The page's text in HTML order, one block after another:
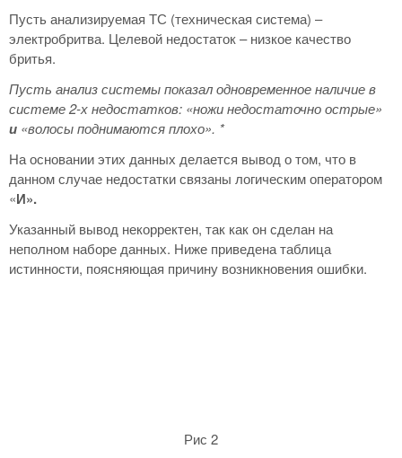
Пусть анализируемая ТС (техническая система) –
электробритва. Целевой недостаток – низкое качество
бритья.
Пусть анализ системы показал одновременное наличие в
системе 2-х недостатков: «ножи недостаточно острые»
и «волосы поднимаются плохо». *
На основании этих данных делается вывод о том, что в
данном случае недостатки связаны логическим оператором
«И».
Указанный вывод некорректен, так как он сделан на
неполном наборе данных. Ниже приведена таблица
истинности, поясняющая причину возникновения ошибки.
Рис 2